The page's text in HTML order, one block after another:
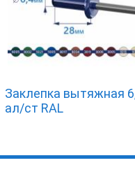
Заклепка вытяжная
ал/ст RAL